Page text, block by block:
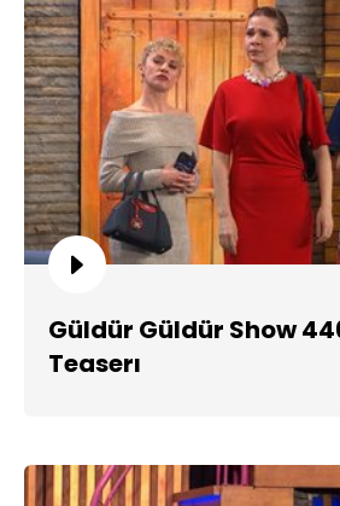
Güldür Güldür Show
Teaserı